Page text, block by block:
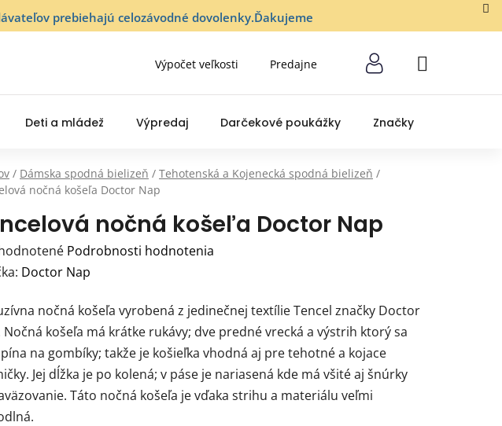
prebiehajú celozávodné dovolenky.Ďakujeme
Výpočet veľkosti Predajne
NÁKUPNÝ
Deti a mládež Výpredaj Darčekové poukážky Značky
/ Dámska spodná bielizeň / Tehotenská a Kojenecká spodná bielizeň /
nočná košeľa Doctor Nap
nočná košeľa Doctor Nap
Podrobnosti hodnotenia
Doctor Nap
nočná košeľa vyrobená z jedinečnej textílie Tencel značky Doctor
Nočná košeľa má krátke rukávy; dve predné vrecká a výstrih ktorý sa
na gombíky; takže je košieľka vhodná aj pre tehotné a kojace
Jej dĺžka je po kolená; v páse je nariasená kde má všité aj šnúrky
Táto nočná košeľa je vďaka strihu a materiálu veľmi